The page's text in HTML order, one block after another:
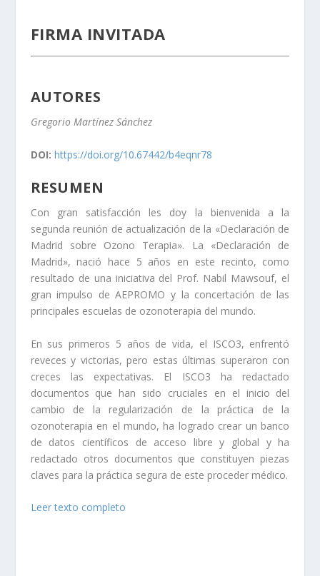
FIRMA INVITADA
AUTORES
Gregorio Martínez Sánchez
DOI: https://doi.org/10.67442/b4eqnr78
RESUMEN
Con gran satisfacción les doy la bienvenida a la
segunda reunión de actualización de la «Declaración de
Madrid sobre Ozono Terapia». La «Declaración de
Madrid», nació hace 5 años en este recinto, como
resultado de una iniciativa del Prof. Nabil Mawsouf, el
gran impulso de AEPROMO y la concertación de las
principales escuelas de ozonoterapia del mundo.
En sus primeros 5 años de vida, el ISCO3, enfrentó
reveces y victorias, pero estas últimas superaron con
creces las expectativas. El ISCO3 ha redactado
documentos que han sido cruciales en el inicio del
cambio de la regularización de la práctica de la
ozonoterapia en el mundo, ha logrado crear un banco
de datos científicos de acceso libre y global y ha
redactado otros documentos que constituyen piezas
claves para la práctica segura de este proceder médico.
Leer texto completo